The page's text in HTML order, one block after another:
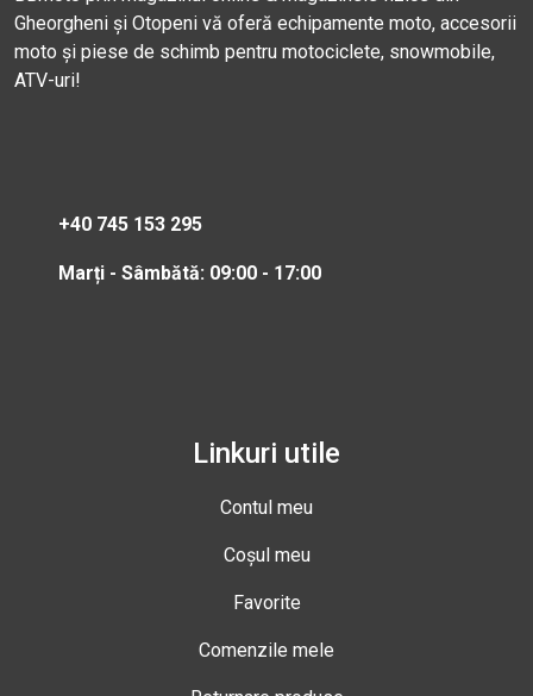
Gheorgheni și Otopeni vă oferă echipamente moto, accesorii
moto și piese de schimb pentru motociclete, snowmobile,
ATV-uri!
+40 745 153 295
Marți - Sâmbătă: 09:00 - 17:00
Linkuri utile
Contul meu
Coșul meu
Favorite
Comenzile mele